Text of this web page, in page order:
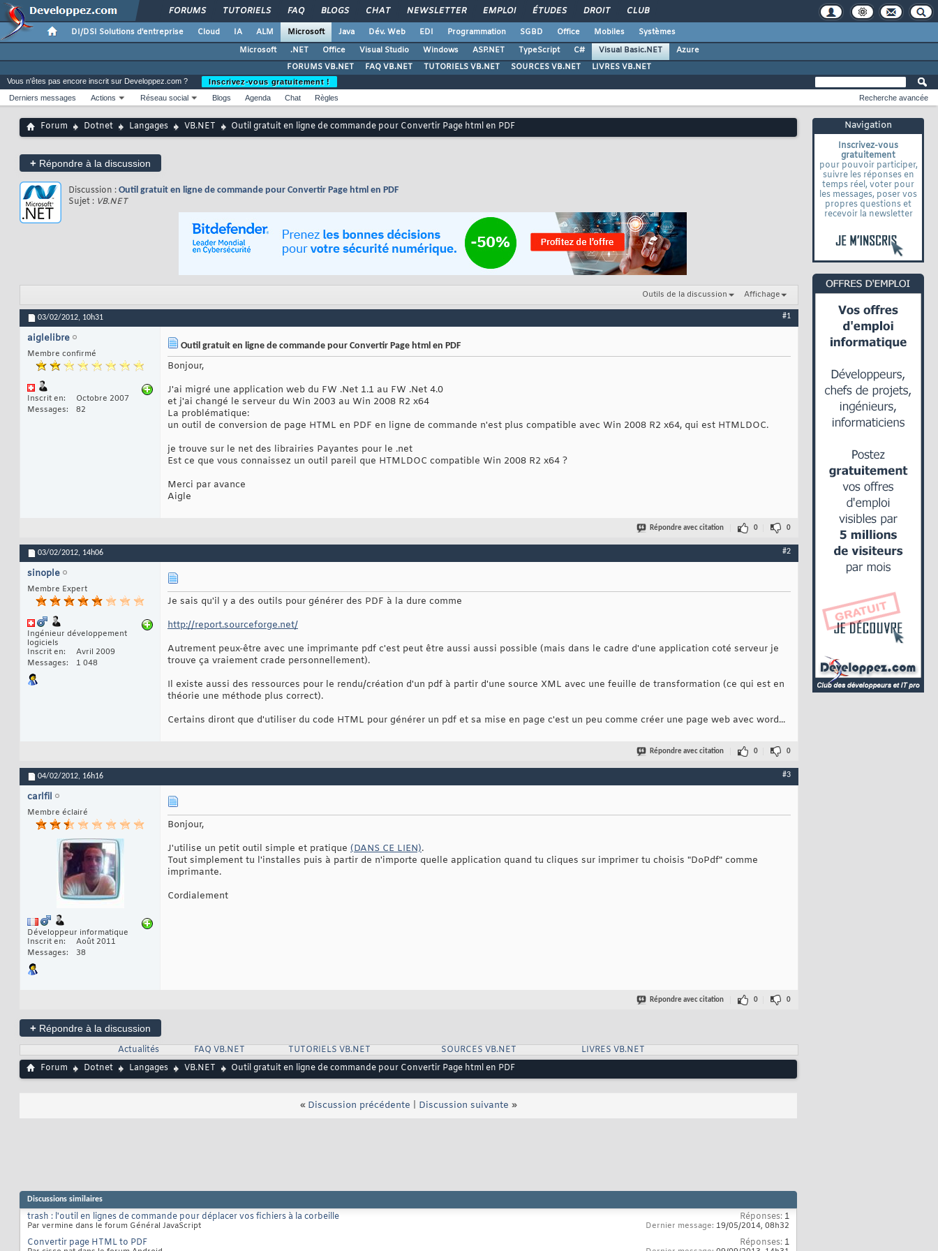
FORUMS TUTORIELS FAQ BLOGS CHAT NEWSLETTER EMPLOI ÉTUDES DROIT CLUB
DI/DSI Solutions d'entreprise Cloud IA ALM Microsoft Java Dév. Web EDI Programmation SGBD Office Mobiles
Systèmes
Microsoft
.NET Office Visual Studio Windows ASP.NET TypeScript C# Visual Basic.NET
Azure
FORUMS VB.NET
FAQ VB.NET TUTORIELS VB.NET SOURCES VB.NET LIVRES VB.NET
Navigation
Inscrivez-vous
gratuitement
pour pouvoir participer,
suivre les réponses en
temps réel, voter pour
les messages, poser vos
propres questions et
recevoir la newsletter
Vous n'êtes pas encore inscrit sur Developpez.com ?
Inscrivez-vous gratuitement !
Derniers messages
Actions Réseau social Blogs Agenda Chat Règles Recherche avancée
Forum Dotnet Langages VB.NET Outil gratuit en ligne de commande pour Convertir Page html en PDF
+ Répondre à la discussion
Discussion : Outil gratuit en ligne de commande pour Convertir Page html en PDF
Sujet : VB.NET
Outils de la discussion Affichage
03/02/2012, 10h31 #1
aiglelibre
Membre confirmé
Inscrit en
Octobre 2007
Messages
82
Outil gratuit en ligne de commande pour Convertir Page html en PDF
Bonjour,
J'ai migré une application web du FW .Net 1.1 au FW .Net 4.0
et j'ai changé le serveur du Win 2003 au Win 2008 R2 x64
La problématique:
un outil de conversion de page HTML en PDF en ligne de commande n'est plus compatible avec Win 2008 R2 x64, qui est HTMLDOC.
je trouve sur le net des librairies Payantes pour le .net
Est ce que vous connaissez un outil pareil que HTMLDOC compatible Win 2008 R2 x64 ?
Merci par avance
Aigle
Répondre avec citation 0 0
03/02/2012, 14h06 #2
sinople
Membre Expert
Ingénieur développement
logiciels
Inscrit en
Avril 2009
Messages
1 048
Je sais qu'il y a des outils pour générer des PDF à la dure comme
http://report.sourceforge.net/
Autrement peux-être avec une imprimante pdf c'est peut être aussi aussi possible (mais dans le cadre d'une application coté serveur je
trouve ça vraiement crade personnellement).
Il existe aussi des ressources pour le rendu/création d'un pdf à partir d'une source XML avec une feuille de transformation (ce qui est en
théorie une méthode plus correct).
Certains diront que d'utiliser du code HTML pour générer un pdf et sa mise en page c'est un peu comme créer une page web avec word...
Répondre avec citation 0 0
04/02/2012, 16h16 #3
carlfil
Membre éclairé
Développeur informatique
Inscrit en
Août 2011
Messages
38
Bonjour,
J'utilise un petit outil simple et pratique (DANS CE LIEN).
Tout simplement tu l'installes puis à partir de n'importe quelle application quand tu cliques sur imprimer tu choisis "DoPdf" comme
imprimante.
Cordialement
Répondre avec citation 0 0
+ Répondre à la discussion
Actualités
FAQ VB.NET TUTORIELS VB.NET SOURCES VB.NET
LIVRES VB.NET
Forum
Dotnet Langages VB.NET Outil gratuit en ligne de commande pour Convertir Page html en PDF
« Discussion précédente Discussion suivante »
Discussions similaires
trash : l'outil en lignes de commande pour déplacer vos fichiers à la corbeille
Par vermine dans le forum Général JavaScript
Réponses: 1
Dernier message: 19/05/2014, 08h32
Convertir page HTML to PDF Réponses: 1